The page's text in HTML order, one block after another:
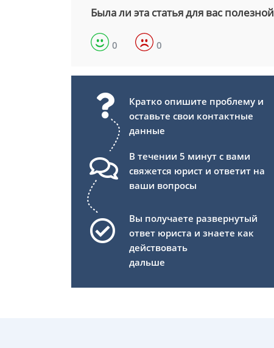
Была ли эта статья для вас
0 0
Кратко опишите проблему и
оставьте свои контактные
данные
В течении 5 минут с вами
свяжется юрист и ответит на
ваши вопросы
Вы получаете развернутый
ответ юриста и знаете как
действовать
дальше